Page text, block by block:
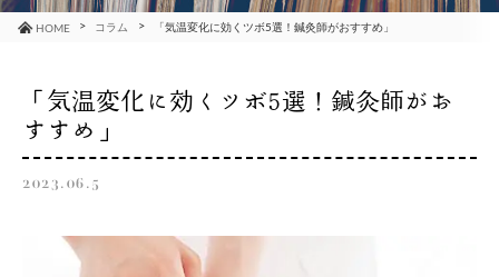
HOME コラム 「気温変化に効くツボ5選！鍼灸師がおすすめ」
「気温変化に効くツボ5選！鍼灸師がお
すすめ」
2023.06.5
コラム
アクセス